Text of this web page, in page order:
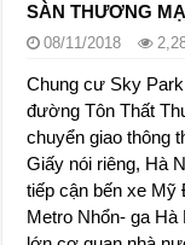
SÀN THƯƠNG
08/11/2018
Chung cư Sky
đường Tôn Thất
chuyển giao thông
Giấy nói riêng, Hà
tiếp cận bến xe Mỹ
Metro Nhổn- ga